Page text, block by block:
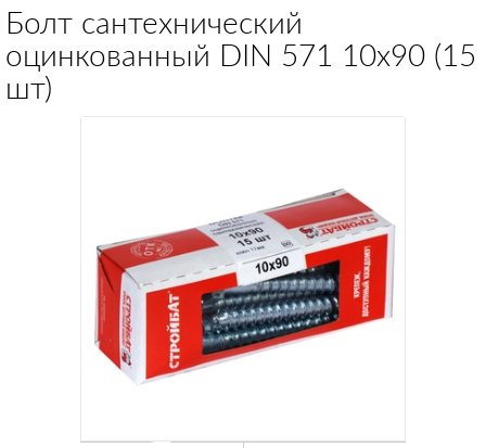
Болт сантехнический
оцинкованный DIN 571 10х90 (15
шт)